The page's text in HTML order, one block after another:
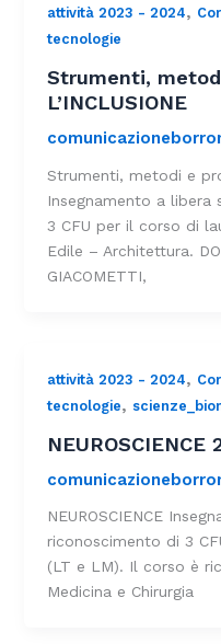
attività 2023 - 2024,
tecnologie
Strumenti,
L’INCLUSIONE
Strumenti, metodi e
Insegnamento a
3 CFU per il corso di
Edile – Architettura.
GIACOMETTI,
attività 2023 - 2024,
tecnologie,
NEUROSCIENCE
NEUROSCIENCE
riconoscimento di 3
(LT e LM). Il corso è
Medicina e Chirurgia